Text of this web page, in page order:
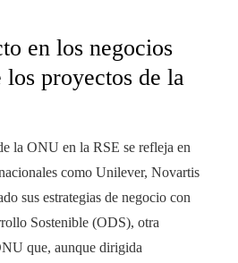
en los negocios
los proyectos de la
la ONU en la RSE se refleja en
como Unilever, Novartis
sus estrategias de negocio con
Sostenible (ODS), otra
que, aunque dirigida